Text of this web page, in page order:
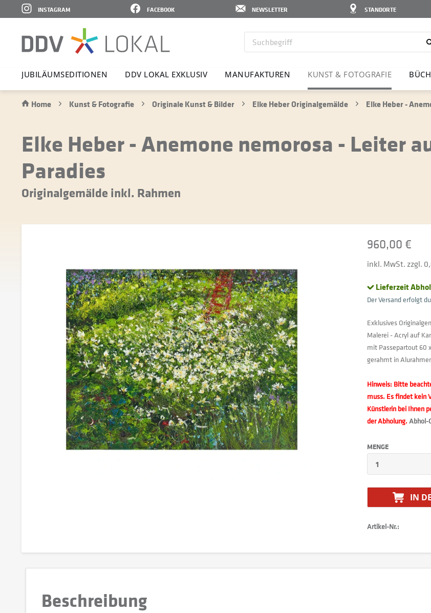
STANDORTE
NEWSLETTER
FACEBOOK
INSTAGRAM
JUBI­LÄ­UMS­E­DI­TIONEN DDV LOKAL EXKLUSIV MANU­FAK­TUREN KUNST & FOTO­GRAFIE
Home Kunst & Fotografie Originale Kunst & Bilder Elke Heber Originalgemälde Elke Heber -
Elke Heber - Anemone nemorosa - Leiter
Paradies
Originalgemälde inkl. Rahmen
960,00 €
inkl. MwSt. zzgl.
Lieferzeit
Der Versand erfolgt
Exklusives
Malerei - Acryl auf
mit Passepartout 60
gerahmt in
Hinweis: Bitte
muss. Es findet kein
Künstlerin bei Ihnen
der Abholung. Abhol-
MENGE
IN
Artikel-Nr.:
Beschreibung